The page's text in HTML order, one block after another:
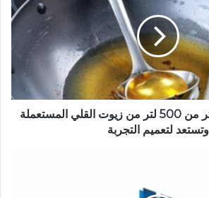
بلدية منوبة تجمع أكثر من 500 لتر من زيوت القلي المستعملة
وتستعد لتعميم التجربة